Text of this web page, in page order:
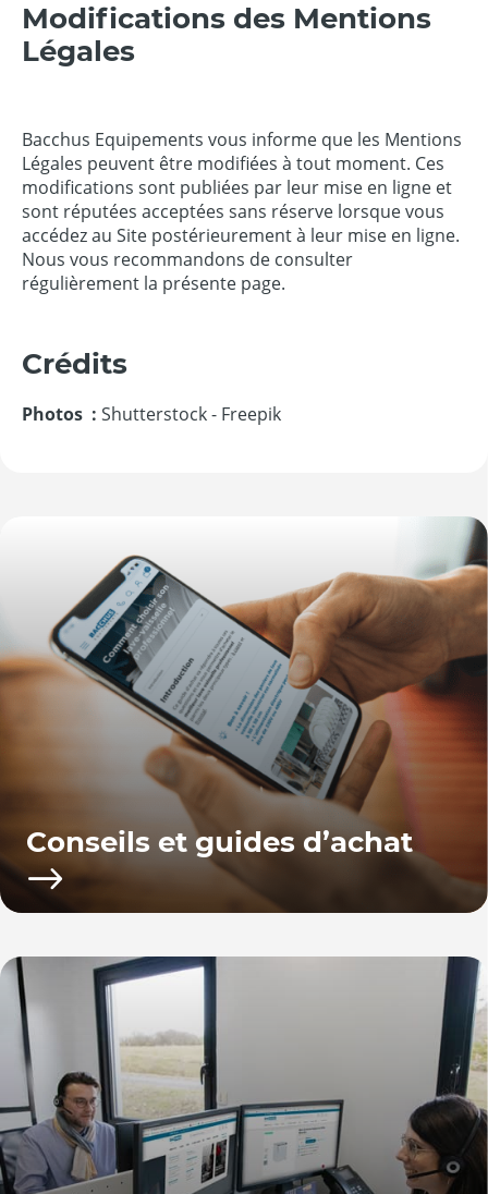
Modifications des Mentions
Légales
Bacchus Equipements vous informe que les Mentions
Légales peuvent être modifiées à tout moment. Ces
modifications sont publiées par leur mise en ligne et
sont réputées acceptées sans réserve lorsque vous
accédez au Site postérieurement à leur mise en ligne.
Nous vous recommandons de consulter
régulièrement la présente page.
Crédits
Photos : Shutterstock - Freepik
Conseils et guides d’achat